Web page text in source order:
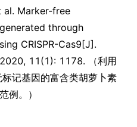
al. Marker-free
through
CRISPR-Cas9[J].
11(1): 1178. （利用
记基因的富含类胡萝卜素
例。）